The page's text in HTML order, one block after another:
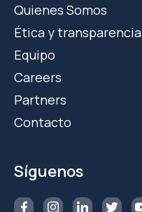
Quienes Somos
Ética y transparencia
Equipo
Careers
Partners
Contacto
Síguenos